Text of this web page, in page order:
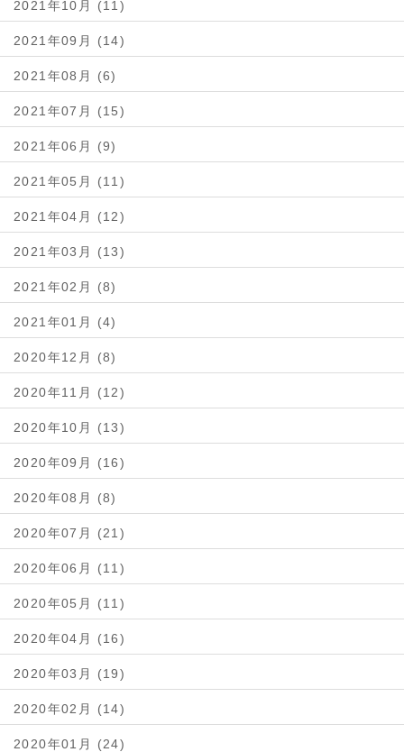
2021年10月 (11)
2021年09月 (14)
2021年08月 (6)
2021年07月 (15)
2021年06月 (9)
2021年05月 (11)
2021年04月 (12)
2021年03月 (13)
2021年02月 (8)
2021年01月 (4)
2020年12月 (8)
2020年11月 (12)
2020年10月 (13)
2020年09月 (16)
2020年08月 (8)
2020年07月 (21)
2020年06月 (11)
2020年05月 (11)
2020年04月 (16)
2020年03月 (19)
2020年02月 (14)
2020年01月 (24)